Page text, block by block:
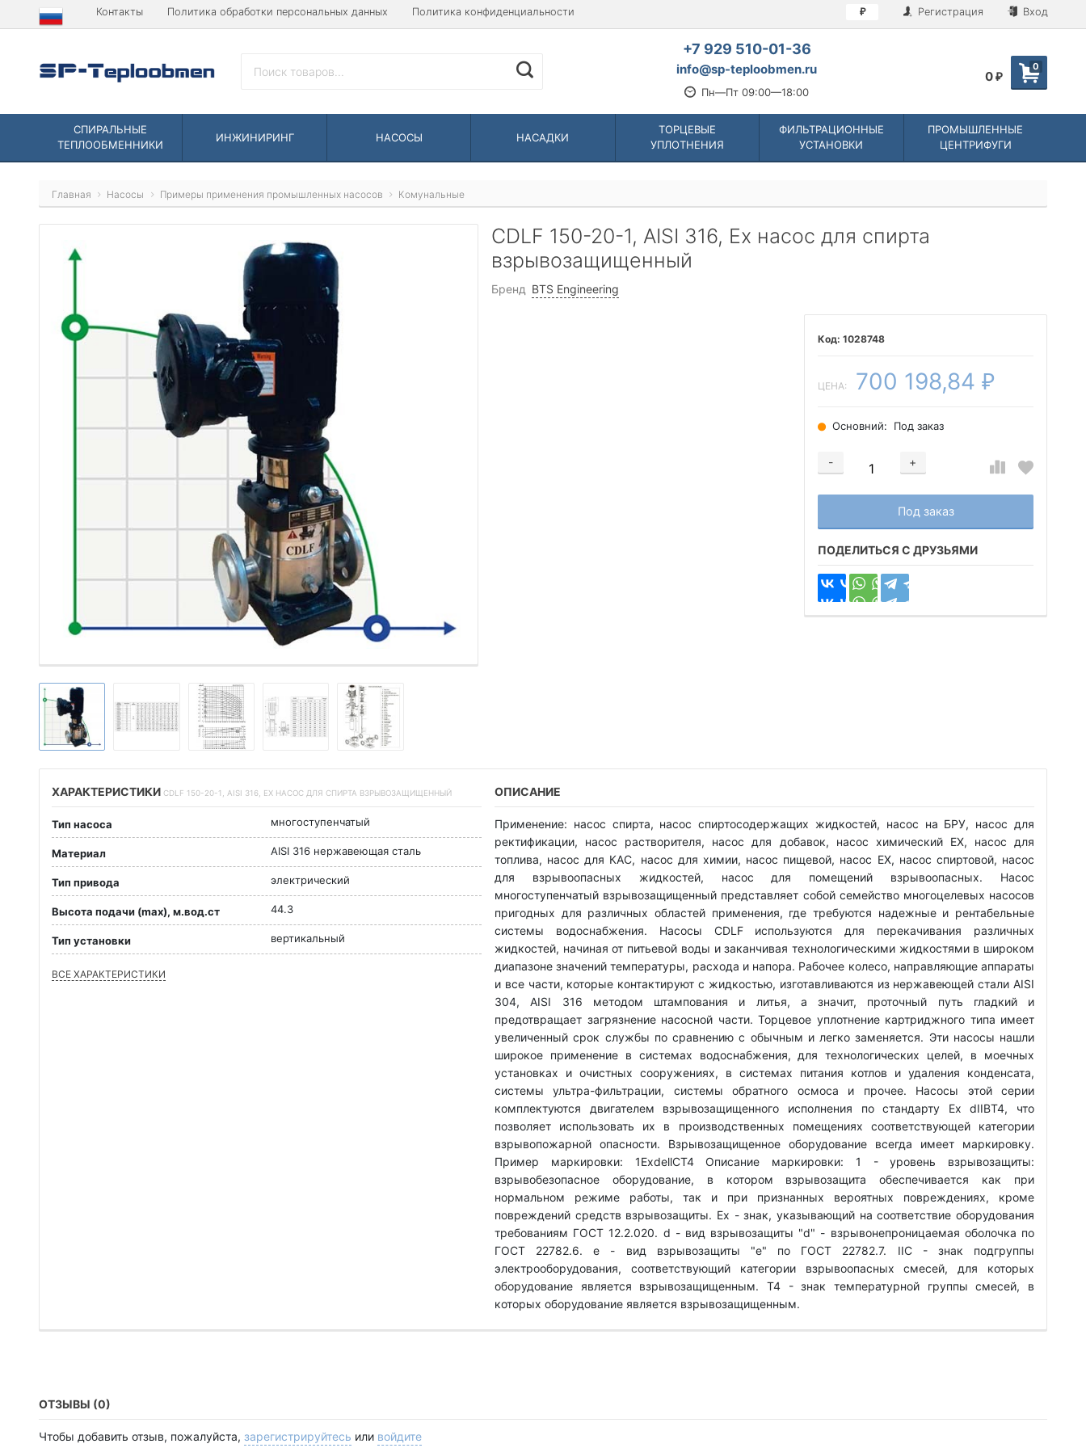
Контакты Политика обработки персональных данных Политика конфиденциальности ₽ Регистрация Вход
+7 929 510-01-36
info@sp-teploobmen.ru
Пн—Пт 09:00—18:00
0
0 ₽
СПИРАЛЬНЫЕ
ТЕПЛООБМЕННИКИ
ИНЖИНИРИНГ НАСОСЫ НАСАДКИ
ТОРЦЕВЫЕ
УПЛОТНЕНИЯ
ФИЛЬТРАЦИОННЫЕ
УСТАНОВКИ
ПРОМЫШЛЕННЫЕ
ЦЕНТРИФУГИ
Главная Насосы Примеры применения промышленных насосов Комунальные
CDLF 150-20-1, AISI 316, Ex насос для спирта
взрывозащищенный
Бренд BTS Engineering
1028748
ЦЕНА: 700 198,84 ₽
Основний: Под заказ
-
+
Добавляется...
Под заказ
Добавлен
ПОДЕЛИТЬСЯ С ДРУЗЬЯМИ
ХАРАКТЕРИСТИКИ CDLF 150-20-1, AISI 316, EX НАСОС ДЛЯ СПИРТА ВЗРЫВОЗАЩИЩЕННЫЙ
Тип насоса многоступенчатый
Материал AISI 316 нержавеющая сталь
Тип привода электрический
Высота подачи (max), м.вод.ст 44.3
Тип установки вертикальный
ВСЕ ХАРАКТЕРИСТИКИ
ОПИСАНИЕ
Применение: насос спирта, насос спиртосодержащих жидкостей, насос на БРУ, насос для
ректификации, насос растворителя, насос для добавок, насос химический EX, насос для
топлива, насос для КАС, насос для химии, насос пищевой, насос EX, насос спиртовой, насос
для взрывоопасных жидкостей, насос для помещений взрывоопасных. Насос
многоступенчатый взрывозащищенный представляет собой семейство многоцелевых насосов
пригодных для различных областей применения, где требуются надежные и рентабельные
системы водоснабжения. Насосы CDLF используются для перекачивания различных
жидкостей, начиная от питьевой воды и заканчивая технологическими жидкостями в широком
диапазоне значений температуры, расхода и напора. Рабочее колесо, направляющие аппараты
и все части, которые контактируют с жидкостью, изготавливаются из нержавеющей стали AISI
304, AISI 316 методом штампования и литья, а значит, проточный путь гладкий и
предотвращает загрязнение насосной части. Торцевое уплотнение картриджного типа имеет
увеличенный срок службы по сравнению с обычным и легко заменяется. Эти насосы нашли
широкое применение в системах водоснабжения, для технологических целей, в моечных
установках и очистных сооружениях, в системах питания котлов и удаления конденсата,
системы ультра-фильтрации, системы обратного осмоса и прочее. Насосы этой серии
комплектуются двигателем взрывозащищенного исполнения по стандарту Ex dIIBT4, что
позволяет использовать их в производственных помещениях соответствующей категории
взрывопожарной опасности. Взрывозащищенное оборудование всегда имеет маркировку.
Пример маркировки: 1ExdellCT4 Описание маркировки: 1 - уровень взрывозащиты:
взрывобезопасное оборудование, в котором взрывозащита обеспечивается как при
нормальном режиме работы, так и при признанных вероятных повреждениях, кроме
повреждений средств взрывозащиты. Ех - знак, указывающий на соответствие оборудования
требованиям ГОСТ 12.2.020. d - вид взрывозащиты "d" - взрывонепроницаемая оболочка по
ГОСТ 22782.6. е - вид взрывозащиты "е" по ГОСТ 22782.7. IIС - знак подгруппы
электрооборудования, соответствующий категории взрывоопасных смесей, для которых
оборудование является взрывозащищенным. Т4 - знак температурной группы смесей, в
которых оборудование является взрывозащищенным.
ОТЗЫВЫ (0)
Чтобы добавить отзыв, пожалуйста, зарегистрируйтесь или войдите